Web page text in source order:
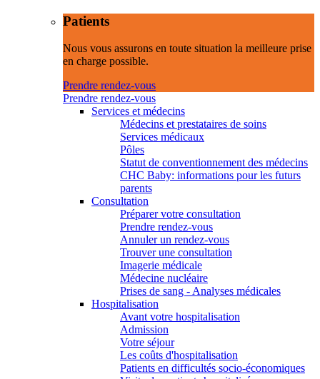
Patients
Nous vous assurons en toute situation la meilleure prise
en charge possible.
Prendre rendez-vous
Prendre rendez-vous
Services et médecins
Médecins et prestataires de soins
Services médicaux
Pôles
Statut de conventionnement des médecins
CHC Baby: informations pour les futurs
parents
Consultation
Préparer votre consultation
Prendre rendez-vous
Annuler un rendez-vous
Trouver une consultation
Imagerie médicale
Médecine nucléaire
Prises de sang - Analyses médicales
Hospitalisation
Avant votre hospitalisation
Admission
Votre séjour
Les coûts d'hospitalisation
Patients en difficultés socio-économiques